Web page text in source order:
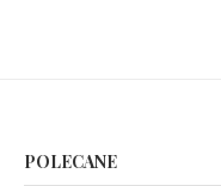
POLECANE